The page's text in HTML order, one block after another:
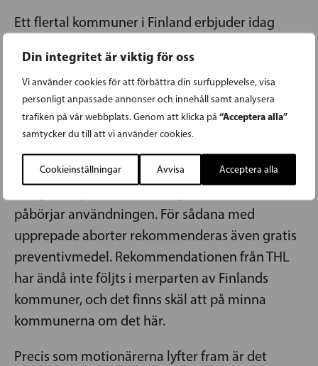
Din integritet är viktig för oss
Vi använder cookies för att förbättra din surfupplevelse, visa
personligt anpassade annonser och innehåll samt analysera
trafiken på vår webbplats. Genom att klicka på “Acceptera alla”
samtycker du till att vi använder cookies.
Cookieinställningar Avvisa Acceptera alla
Ett flertal kommuner i Finland erbjuder idag
kommunerna motionärerna räknar upp, kan
även Raseborg nämnas. Institutet för Hälsa och
välfärd (THL) rekommenderar att kommuner
erbjuder preventivmedel gratis för under 20-
åringar, vilket även kommunerna som nämnts
följt. THL rekommenderar även att över 20-
påbörjar användningen. För sådana med
upprepade aborter rekommenderas även gratis
preventivmedel. Rekommendationen från THL
har ändå inte följts i merparten av Finlands
kommuner, och det finns skäl att på minna
kommunerna om det här.
Precis som motionärerna lyfter fram är det